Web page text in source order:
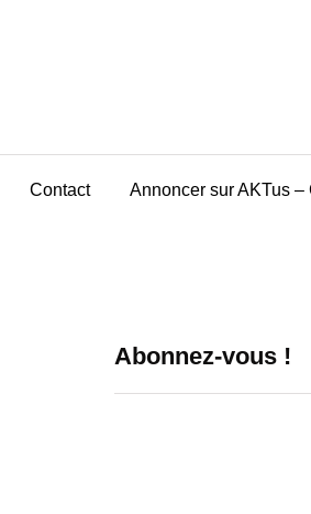
Contact Annoncer sur AKTus –
Abonnez-vous !